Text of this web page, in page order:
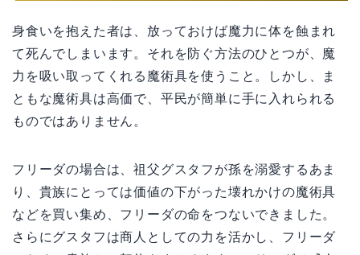
身食いを抱えた者は、放っておけば魔力に体を蝕まれ
て死んでしまいます。それを防ぐ方法のひとつが、魔
力を吸い取ってくれる魔術具を使うこと。しかし、ま
ともな魔術具は高価で、平民が簡単に手に入れられる
ものではありません。
フリーダの場合は、祖父グスタフが孫を溺愛するあま
り、貴族にとっては価値の下がった壊れかけの魔術具
などを買い集め、フリーダの命をつないできました。
さらにグスタフは商人としての力を活かし、フリーダ